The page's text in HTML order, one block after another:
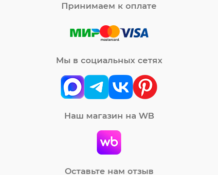
Принимаем к оплате
Мы в социальных сетях
Наш магазин на WB
Оставьте нам отзыв